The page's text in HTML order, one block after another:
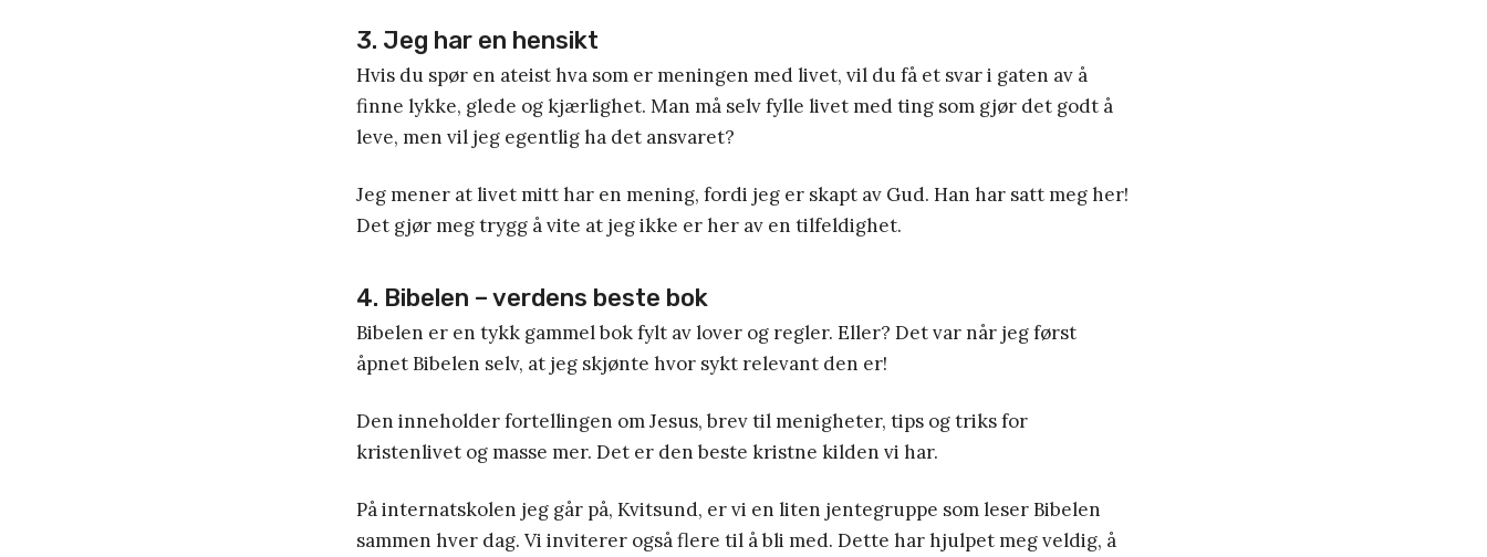
3. Jeg har en hensikt
Hvis du spør en ateist hva som er meningen med livet, vil du få et svar i gaten av å
finne lykke, glede og kjærlighet. Man må selv fylle livet med ting som gjør det godt å
leve, men vil jeg egentlig ha det ansvaret?
Jeg mener at livet mitt har en mening, fordi jeg er skapt av Gud. Han har satt meg her!
Det gjør meg trygg å vite at jeg ikke er her av en tilfeldighet.
4. Bibelen – verdens beste bok
Bibelen er en tykk gammel bok fylt av lover og regler. Eller? Det var når jeg først
åpnet Bibelen selv, at jeg skjønte hvor sykt relevant den er!
Den inneholder fortellingen om Jesus, brev til menigheter, tips og triks for
kristenlivet og masse mer. Det er den beste kristne kilden vi har.
På internatskolen jeg går på, Kvitsund, er vi en liten jentegruppe som leser Bibelen
sammen hver dag. Vi inviterer også flere til å bli med. Dette har hjulpet meg veldig, å